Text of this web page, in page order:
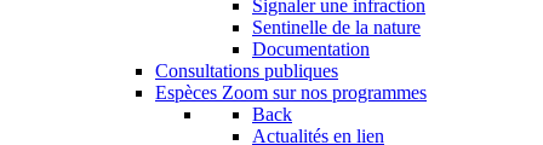
Signaler une infraction
Sentinelle de la nature
Documentation
Consultations publiques
Espèces Zoom sur nos programmes
Back
Actualités en lien